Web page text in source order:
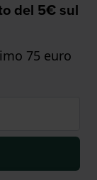
del 5€ sul
75 euro